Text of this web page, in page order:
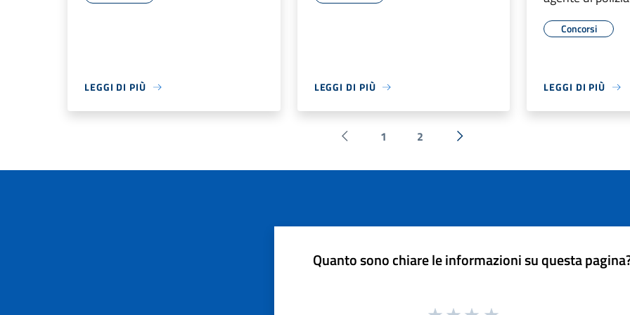
LEGGI DI PIÙ LEGGI DI PIÙ
Concorsi
LEGGI DI PIÙ
Pagina precedente
1 2
Successiva »
Quanto sono chiare le informazioni su questa